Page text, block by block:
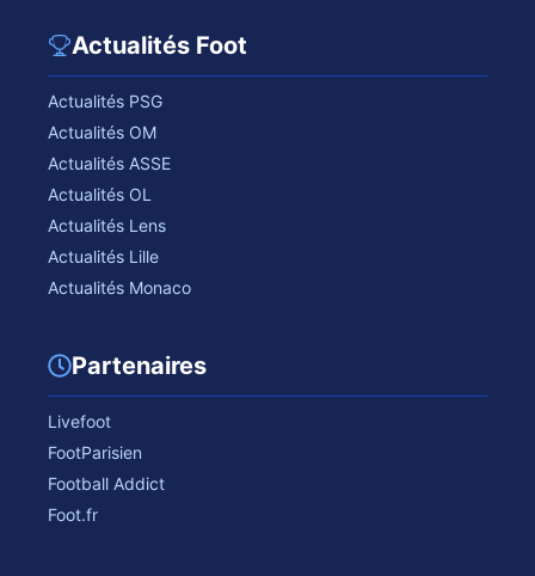
Actualités Foot
Actualités PSG
Actualités OM
Actualités ASSE
Actualités OL
Actualités Lens
Actualités Lille
Actualités Monaco
Partenaires
Livefoot
FootParisien
Football Addict
Foot.fr